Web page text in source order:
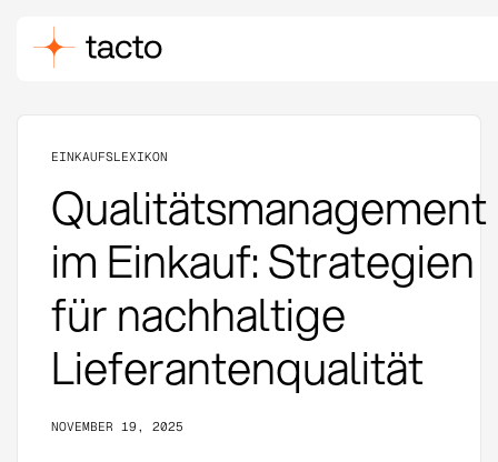
EINKAUFSLEXIKON
Qualitätsmanagement
im Einkauf: Strategien
für nachhaltige
Lieferantenqualität
NOVEMBER 19, 2025